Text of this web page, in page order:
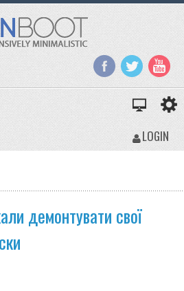
LOGIN
демонтувати свої